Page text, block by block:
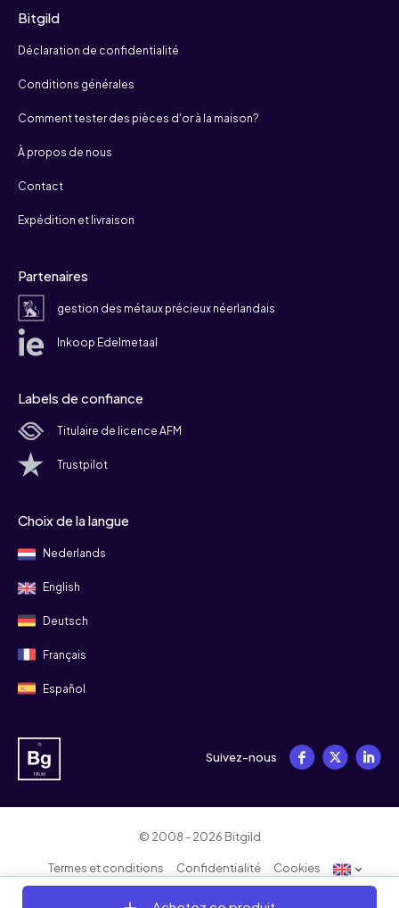
Bitgild
Déclaration de confidentialité
Conditions générales
Comment tester des pièces d'or à la maison?
À propos de nous
Contact
Expédition et livraison
Partenaires
gestion des métaux précieux néerlandais
Inkoop Edelmetaal
Labels de confiance
Titulaire de licence AFM
Trustpilot
Choix de la langue
Nederlands
English
Deutsch
Français
Español
Suivez-nous
© 2008 - 2026 Bitgild
Termes et conditions Confidentialité Cookies